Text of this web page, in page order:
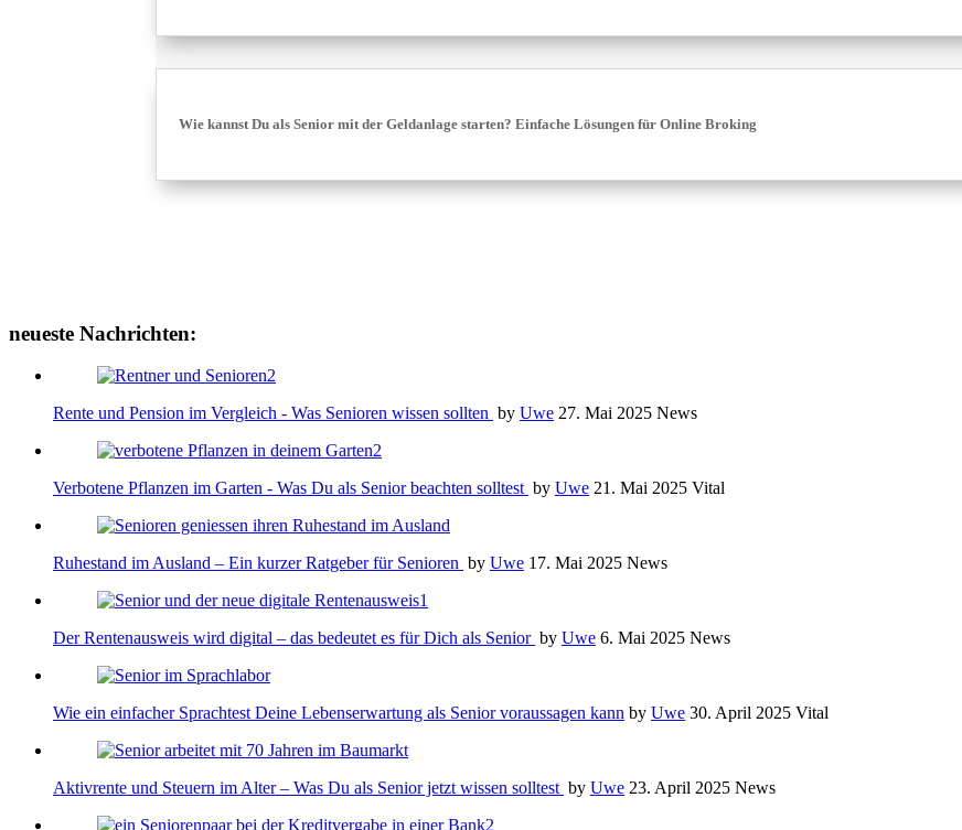
Wie kannst Du als Senior mit der Geldanlage starten? Einfache Lösungen für Online Broking
neueste Nachrichten:
Rente und Pension im Vergleich - Was Senioren wissen sollten by Uwe 27. Mai 2025 News
Verbotene Pflanzen im Garten - Was Du als Senior beachten solltest by Uwe 21. Mai 2025 Vital
Ruhestand im Ausland – Ein kurzer Ratgeber für Senioren by Uwe 17. Mai 2025 News
Der Rentenausweis wird digital – das bedeutet es für Dich als Senior by Uwe 6. Mai 2025 News
Wie ein einfacher Sprachtest Deine Lebenserwartung als Senior voraussagen kann by Uwe 30. April 2025 Vital
Aktivrente und Steuern im Alter – Was Du als Senior jetzt wissen solltest by Uwe 23. April 2025 News